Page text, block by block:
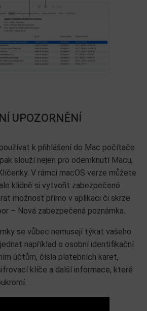
UPOZORNĚNÍ
k přihlášení do Mac počítače
slouží nejen pro odemknutí Macu,
V rámci macOS verze můžete
klidně si vytvořit zabezpečené
možnost přímo v aplikaci či skrze
– Nová zabezpečená poznámka.
se vůbec nemusejí týkat vašeho
například o osobní identifikační
účtům, čísla platebních karet,
klíče a další informace, které